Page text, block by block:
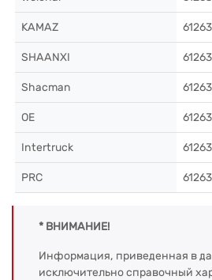
KAMAZ
SHAANXI
Shacman
OE
Intertruck
PRC
* ВНИМАНИЕ!
Информация, приведенная в
исключительно справочный